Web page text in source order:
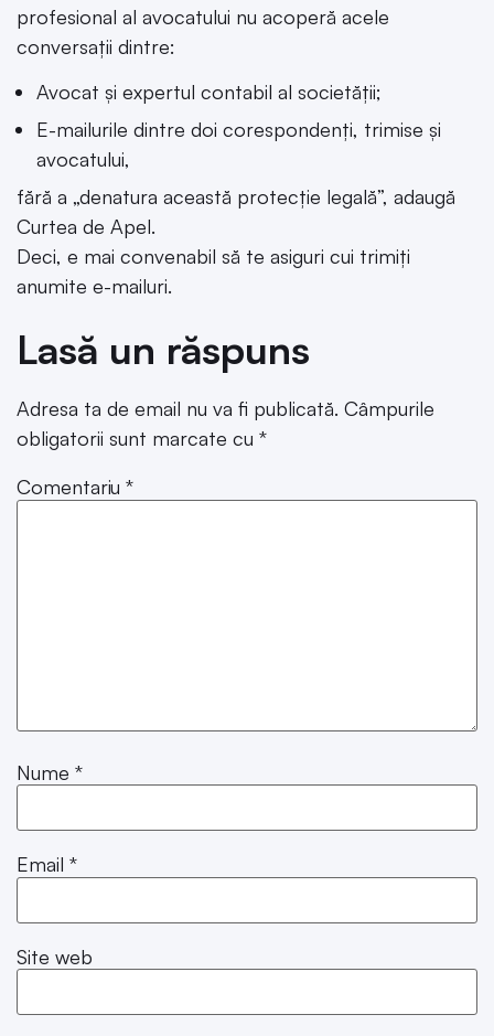
profesional al avocatului nu acoperă acele
conversații dintre:
Avocat și expertul contabil al societății;
E-mailurile dintre doi corespondenți, trimise și
avocatului,
fără a „denatura această protecție legală”, adaugă
Curtea de Apel.
Deci, e mai convenabil să te asiguri cui trimiți
anumite e-mailuri.
Lasă un răspuns
Adresa ta de email nu va fi publicată. Câmpurile
obligatorii sunt marcate cu *
Comentariu *
Nume *
Email *
Site web